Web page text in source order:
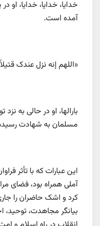
خدایا، خدایا، خدایا، او
آمده است.
«اللهم إنه نزل عندک
بارالها، او در حالی به
مسلمان به شهادت
این عبارات که با تأثر
آملی همراه بود، فضای
کرد و اشک حاضران را
بیانگر مجاهدت،